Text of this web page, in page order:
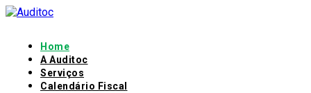
Home
A Auditoc
Serviços
Calendário Fiscal